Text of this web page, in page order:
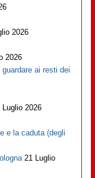
2026
2026
guardare ai resti dei
Luglio 2026
e la caduta (degli
21 Luglio